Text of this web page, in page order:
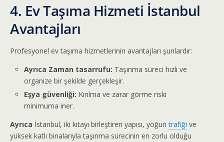
4. Ev Taşıma Hizmeti İstanbul
Avantajları
Profesyonel ev taşıma hizmetlerinin avantajları şunlardır:
Ayrıca Zaman tasarrufu: Taşınma süreci hızlı ve
organize bir şekilde gerçekleşir.
Eşya güvenliği: Kırılma ve zarar görme riski
minimuma iner.
Ayrıca İstanbul, iki kıtayı birleştiren yapısı, yoğuntrafiği ve
yüksek katlı binalarıyla taşınma sürecinin en zorlu olduğu